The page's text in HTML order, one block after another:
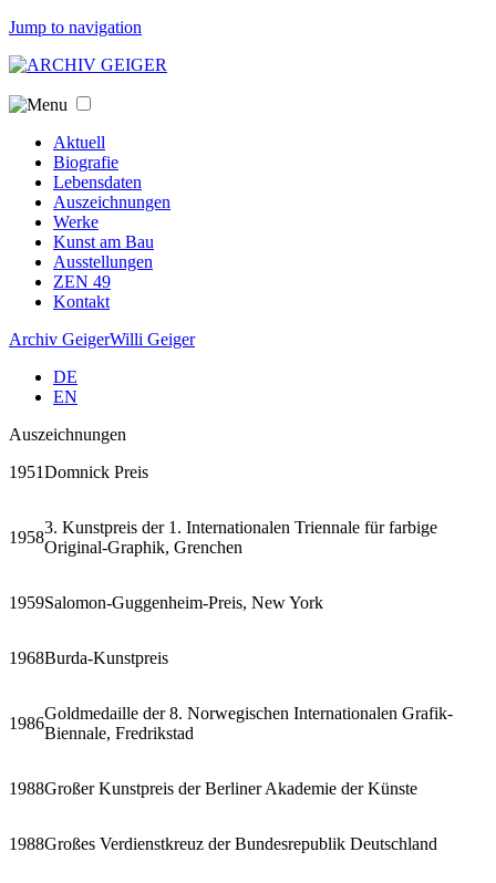
Jump to navigation
Aktuell
Biografie
Lebensdaten
Auszeichnungen
Werke
Kunst am Bau
Ausstellungen
ZEN 49
Kontakt
Archiv GeigerWilli Geiger
DE
EN
Auszeichnungen
1951Domnick Preis
1958
3. Kunstpreis der 1. Internationalen Triennale für farbige
Original-Graphik, Grenchen
1959Salomon-Guggenheim-Preis, New York
1968Burda-Kunstpreis
1986
Goldmedaille der 8. Norwegischen Internationalen Grafik-
Biennale, Fredrikstad
1988Großer Kunstpreis der Berliner Akademie der Künste
1988Großes Verdienstkreuz der Bundesrepublik Deutschland